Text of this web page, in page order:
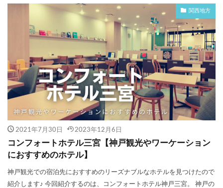
関西地方
2021年7月30日 2023年12月6日
コンフォートホテル三宮【神戸観光やワーケーション
におすすめのホテル】
神戸観光での宿泊先におすすめのリーズナブルなホテルを見つけたので
紹介します♪ 今回紹介するのは、コンフォートホテル神戸三宮。 神戸の